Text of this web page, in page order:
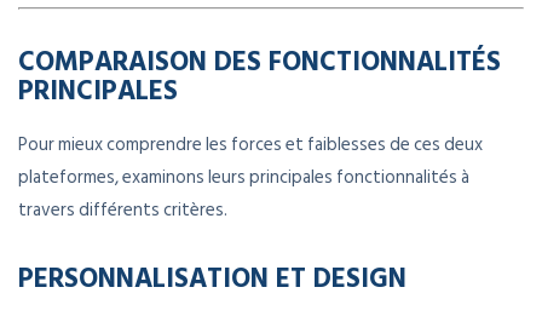
COMPARAISON DES FONCTIONNALITÉS
PRINCIPALES
Pour mieux comprendre les forces et faiblesses de ces deux
plateformes, examinons leurs principales fonctionnalités à
travers différents critères.
PERSONNALISATION ET DESIGN